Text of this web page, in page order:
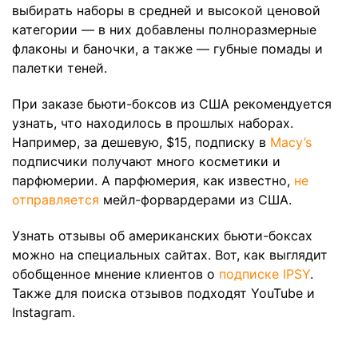
выбирать наборы в средней и высокой ценовой
категории — в них добавлены полноразмерные
флаконы и баночки, а также — губные помады и
палетки теней.
При заказе бьюти-боксов из США рекомендуется
узнать, что находилось в прошлых наборах.
Например, за дешевую, $15, подписку в Macy’s
подписчики получают много косметики и
парфюмерии. А парфюмерия, как известно, не
отправляется мейл-форвардерами из США.
Узнать отзывы об американских бьюти-боксах
можно на специальных сайтах. Вот, как выглядит
обобщенное мнение клиентов о подписке IPSY.
Также для поиска отзывов подходят YouTube и
Instagram.